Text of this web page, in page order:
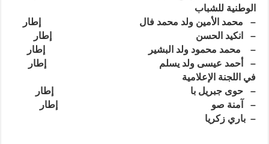
الوطنية للشباب
– محمد الأمين ولد محمد فال إطار
– انكيد الحسن إطار
– محمد محمود ولد البشير إطار
– أحمد عيسى ولد يسلم إطار
في اللجنة الإعلامية
– حوى جبريل با إطار
– آمنة صو إطار
– باري زكريا